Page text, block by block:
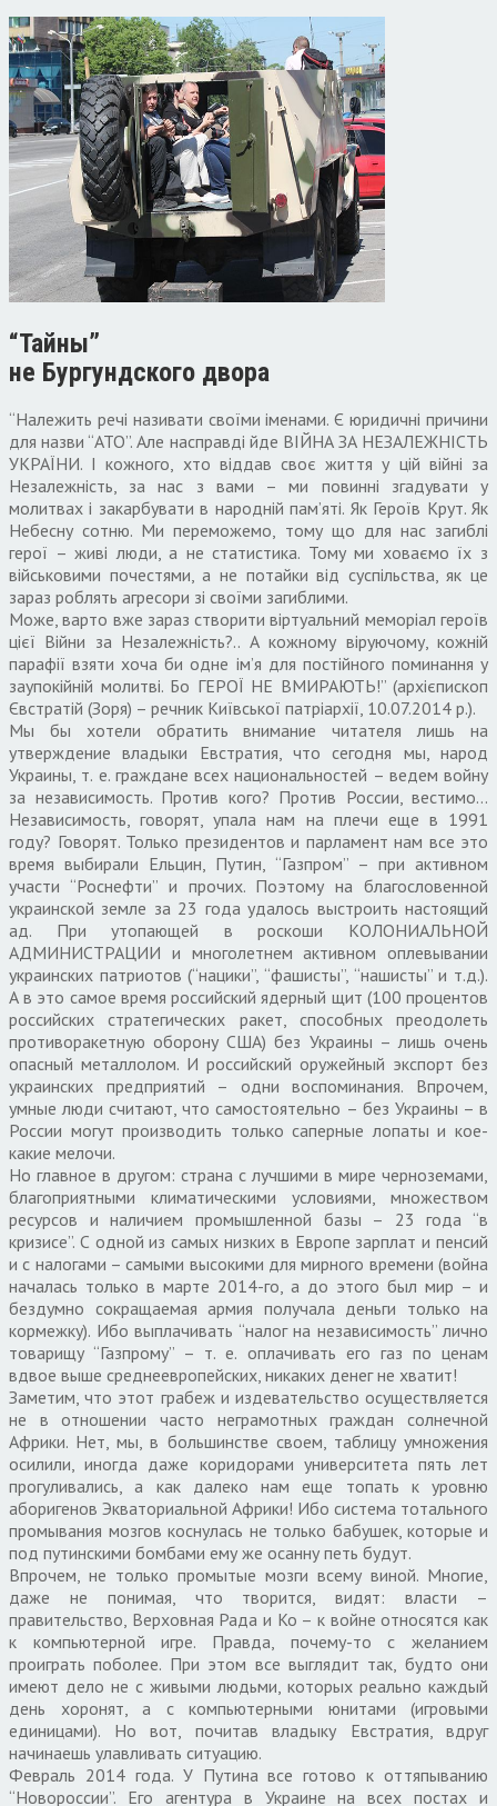
“Тайны”
не Бургундского двора
“Належить речі називати своїми іменами. Є юридичні причини
для назви “АТО”. Але насправді йде ВІЙНА ЗА НЕЗАЛЕЖНІСТЬ
УКРАЇНИ. І кожного, хто віддав своє життя у цій війні за
Незалежність, за нас з вами – ми повинні згадувати у
молитвах і закарбувати в народній пам’яті. Як Героїв Крут. Як
Небесну сотню. Ми переможемо, тому що для нас загиблі
герої – живі люди, а не статистика. Тому ми ховаємо їх з
військовими почестями, а не потайки від суспільства, як це
зараз роблять агресори зі своїми загиблими.
Може, варто вже зараз створити віртуальний меморіал героїв
цієї Війни за Незалежність?.. А кожному віруючому, кожній
парафії взяти хоча би одне ім’я для постійного поминання у
заупокійній молитві. Бо ГЕРОЇ НЕ ВМИРАЮТЬ!” (архієпископ
Євстратій (Зоря) – речник Київської патріархії, 10.07.2014 р.).
Мы бы хотели обратить внимание читателя лишь на
утверждение владыки Евстратия, что сегодня мы, народ
Украины, т. е. граждане всех национальностей – ведем войну
за независимость. Против кого? Против России, вестимо…
Независимость, говорят, упала нам на плечи еще в 1991
году? Говорят. Только президентов и парламент нам все это
время выбирали Ельцин, Путин, “Газпром” – при активном
участи “Роснефти” и прочих. Поэтому на благословенной
украинской земле за 23 года удалось выстроить настоящий
ад. При утопающей в роскоши КОЛОНИАЛЬНОЙ
АДМИНИСТРАЦИИ и многолетнем активном оплевывании
украинских патриотов (“нацики”, “фашисты”, “нашисты” и т.д.).
А в это самое время российский ядерный щит (100 процентов
российских стратегических ракет, способных преодолеть
противоракетную оборону США) без Украины – лишь очень
опасный металлолом. И российский оружейный экспорт без
украинских предприятий – одни воспоминания. Впрочем,
умные люди считают, что самостоятельно – без Украины – в
России могут производить только саперные лопаты и кое-
какие мелочи.
Но главное в другом: страна с лучшими в мире черноземами,
благоприятными климатическими условиями, множеством
ресурсов и наличием промышленной базы – 23 года “в
кризисе”. С одной из самых низких в Европе зарплат и пенсий
и с налогами – самыми высокими для мирного времени (война
началась только в марте 2014-го, а до этого был мир – и
бездумно сокращаемая армия получала деньги только на
кормежку). Ибо выплачивать “налог на независимость” лично
товарищу “Газпрому” – т. е. оплачивать его газ по ценам
вдвое выше среднеевропейских, никаких денег не хватит!
Заметим, что этот грабеж и издевательство осуществляется
не в отношении часто неграмотных граждан солнечной
Африки. Нет, мы, в большинстве своем, таблицу умножения
осилили, иногда даже коридорами университета пять лет
прогуливались, а как далеко нам еще топать к уровню
аборигенов Экваториальной Африки! Ибо система тотального
промывания мозгов коснулась не только бабушек, которые и
под путинскими бомбами ему же осанну петь будут.
Впрочем, не только промытые мозги всему виной. Многие,
даже не понимая, что творится, видят: власти –
правительство, Верховная Рада и Ко – к войне относятся как
к компьютерной игре. Правда, почему-то с желанием
проиграть поболее. При этом все выглядит так, будто они
имеют дело не с живыми людьми, которых реально каждый
день хоронят, а с компьютерными юнитами (игровыми
единицами). Но вот, почитав владыку Евстратия, вдруг
начинаешь улавливать ситуацию.
Февраль 2014 года. У Путина все готово к оттяпыванию
“Новороссии”. Его агентура в Украине на всех постах и